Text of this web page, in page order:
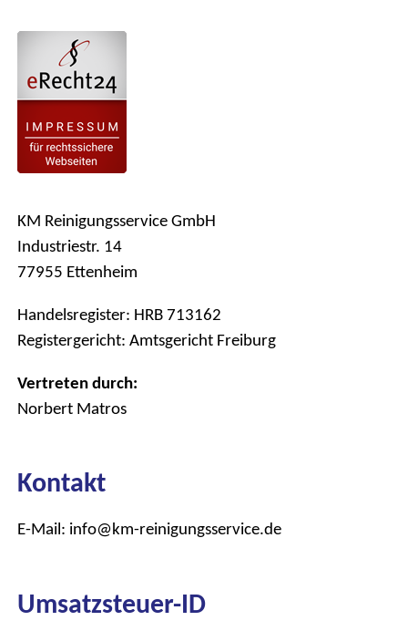
KM Reinigungsservice GmbH
Industriestr. 14
77955 Ettenheim
Handelsregister: HRB 713162
Registergericht: Amtsgericht Freiburg
Vertreten durch:
Norbert Matros
Kontakt
E-Mail: info@km-reinigungsservice.de
Umsatzsteuer-ID